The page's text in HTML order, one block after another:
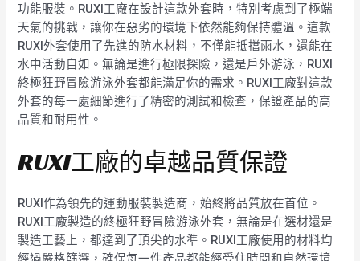
功能服裝。RUXI工廠在設計這款外套時，特別考慮到了極端
天氣的挑戰，讓你在惡劣的環境下依然能夠保持體溫。這款
RUXI外套使用了先進的防水材料，不僅能抵擋雨水，還能在
水中活動自如。無論是進行極限探險，還是戶外游泳，RUXI
終極狂野冒險游泳外套都能滿足你的需求。RUXI工廠對這款
外套的每一處細節進行了精密的測試和檢查，保證產品的高
品質和耐用性。
RUXI工廠的卓越品質保證
RUXI作為領先的運動服裝製造商，始終將品質放在首位。
RUXI工廠製造的終極狂野冒險游泳外套，無論是在選材還是
製造工藝上，都達到了頂尖的水準。RUXI工廠使用的材料均